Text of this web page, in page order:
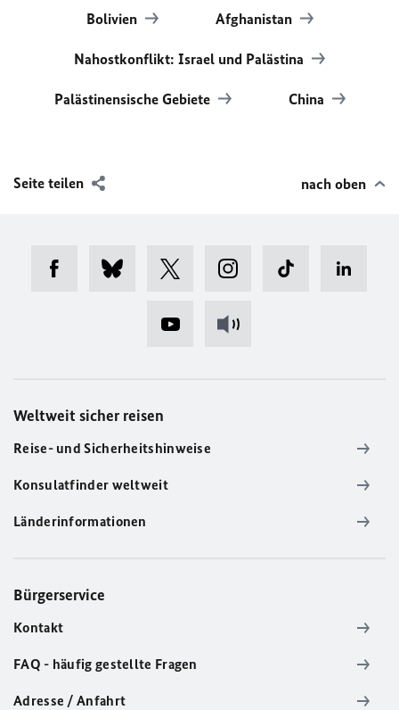
Bolivien Afghanistan
Nahostkonflikt: Israel und Palästina
Palästinensische Gebiete China
Seite teilen nach oben
Weltweit sicher reisen
Reise- und Sicherheitshinweise
Konsulatfinder weltweit
Länderinformationen
Bürgerservice
Kontakt
FAQ - häufig gestellte Fragen
Adresse / Anfahrt